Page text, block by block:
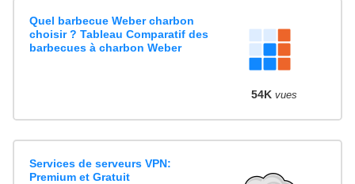
Quel barbecue Weber charbon
choisir ? Tableau Comparatif des
barbecues à charbon Weber
54K vues
Services de serveurs VPN:
Premium et Gratuit